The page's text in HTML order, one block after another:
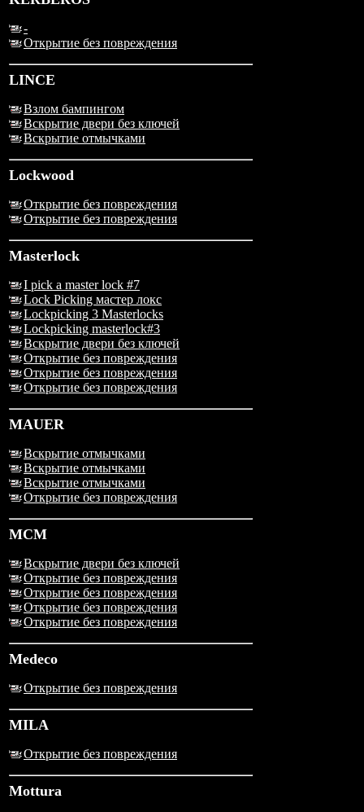
-
Открытие без повреждения
LINCE
Взлом бампингом
Вскрытие двери без ключей
Вскрытие отмычками
Lockwood
Открытие без повреждения
Открытие без повреждения
Masterlock
I pick a master lock #7
Lock Picking мастер локс
Lockpicking 3 Masterlocks
Lockpicking masterlock#3
Вскрытие двери без ключей
Открытие без повреждения
Открытие без повреждения
Открытие без повреждения
MAUER
Вскрытие отмычками
Вскрытие отмычками
Вскрытие отмычками
Открытие без повреждения
MCM
Вскрытие двери без ключей
Открытие без повреждения
Открытие без повреждения
Открытие без повреждения
Открытие без повреждения
Medeco
Открытие без повреждения
MILA
Открытие без повреждения
Mottura